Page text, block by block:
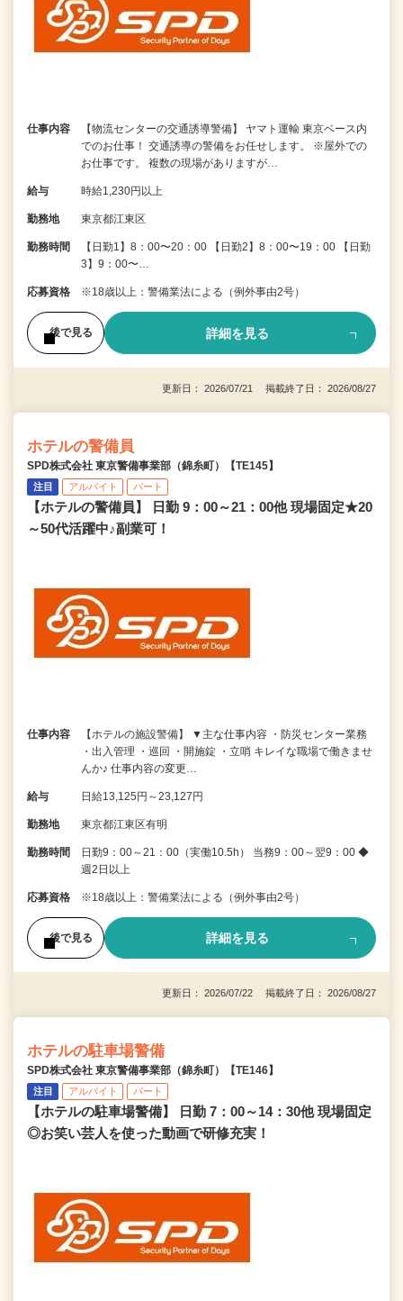
仕事内容
【物流センターの交通誘導警備】 ヤマト運輸 東京ベース内
でのお仕事！ 交通誘導の警備をお任せします。 ※屋外での
お仕事です。 複数の現場がありますが…
給与 時給1,230円以上
勤務地 東京都江東区
勤務時間
【日勤1】8：00〜20：00 【日勤2】8：00〜19：00 【日勤
3】9：00〜…
応募資格 ※18歳以上：警備業法による（例外事由2号）
後で見る 詳細を見る
更新日： 2026/07/21 掲載終了日： 2026/08/27
ホテルの警備員
SPD株式会社 東京警備事業部（錦糸町）【TE145】
注目 アルバイト パート
【ホテルの警備員】 日勤 9：00～21：00他 現場固定★20
～50代活躍中♪副業可！
仕事内容
【ホテルの施設警備】 ▼主な仕事内容 ・防災センター業務
・出入管理 ・巡回 ・開施錠 ・立哨 キレイな職場で働きませ
んか♪ 仕事内容の変更…
給与 日給13,125円～23,127円
勤務地 東京都江東区有明
勤務時間
日勤9：00～21：00（実働10.5h） 当務9：00～翌9：00 ◆
週2日以上
応募資格 ※18歳以上：警備業法による（例外事由2号）
後で見る 詳細を見る
更新日： 2026/07/22 掲載終了日： 2026/08/27
ホテルの駐車場警備
SPD株式会社 東京警備事業部（錦糸町）【TE146】
注目 アルバイト パート
【ホテルの駐車場警備】 日勤 7：00～14：30他 現場固定
◎お笑い芸人を使った動画で研修充実！